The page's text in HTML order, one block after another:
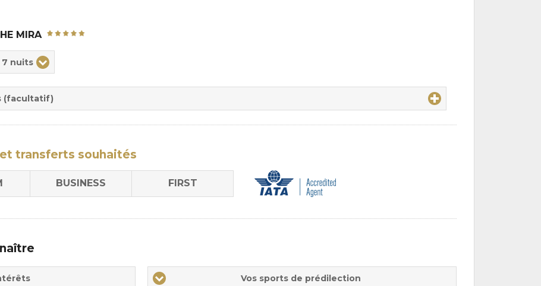
MIRA
7 nuits
(facultatif)
transferts souhaités
BUSINESS FIRST
Vos
Vos sports de prédilection